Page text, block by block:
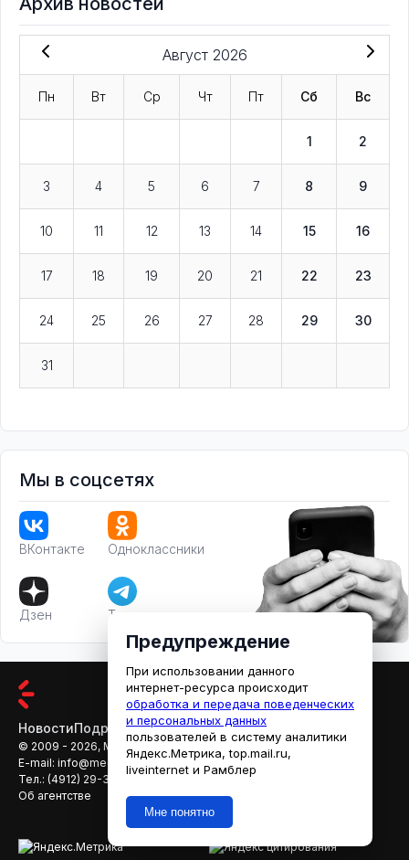
Август 2026
Пн Вт Ср Чт Пт Сб Вс
1 2
3 4 5 6 7 8 9
10 11 12 13 14 15 16
17 18 19 20 21 22 23
24 25 26 27 28 29 30
31
Мы в соцсетях
ВКонтакте Одноклассники
Дзен Телеграм
НовостиПодробностиАфишаКино
© 2009 - 2026, МЕДИАРЯЗАНЬ
E-mail: info@mediaryazan.ru
reklama@mediaryazan.ru
Тел.: (4912) 29-33-66
Об агентстве
Предупреждение
При использовании данного
интернет-ресурса происходит
обработка и передача поведенческих
и персональных данных
пользователей в систему аналитики
Яндекс.Метрика, top.mail.ru,
liveinternet и Рамблер
Мне понятно